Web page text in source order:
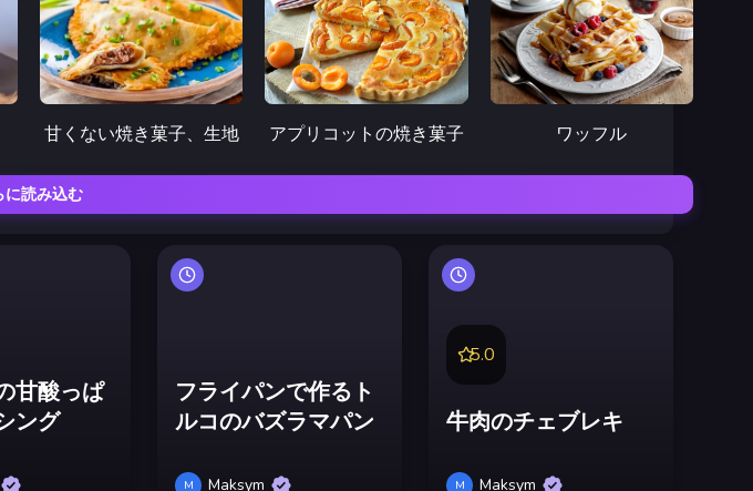
甘くない焼き菓子、生地 アプリコットの焼き菓子 ワッフル
に読み込む
甘酸っぱ
ング
フライパンで作るト
ルコのバズラマパン
M Maksym
5.0
牛肉のチェブレキ
M Maksym